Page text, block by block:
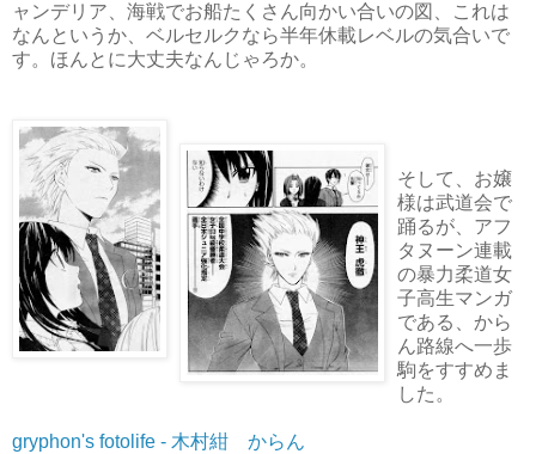
ャンデリア、海戦でお船たくさん向かい合いの図、これは
なんというか、ベルセルクなら半年休載レベルの気合いで
す。ほんとに大丈夫なんじゃろか。
そして、お嬢
様は武道会で
踊るが、アフ
タヌーン連載
の暴力柔道女
子高生マンガ
である、から
ん路線へ一歩
駒をすすめま
した。
gryphon's fotolife - 木村紺 からん